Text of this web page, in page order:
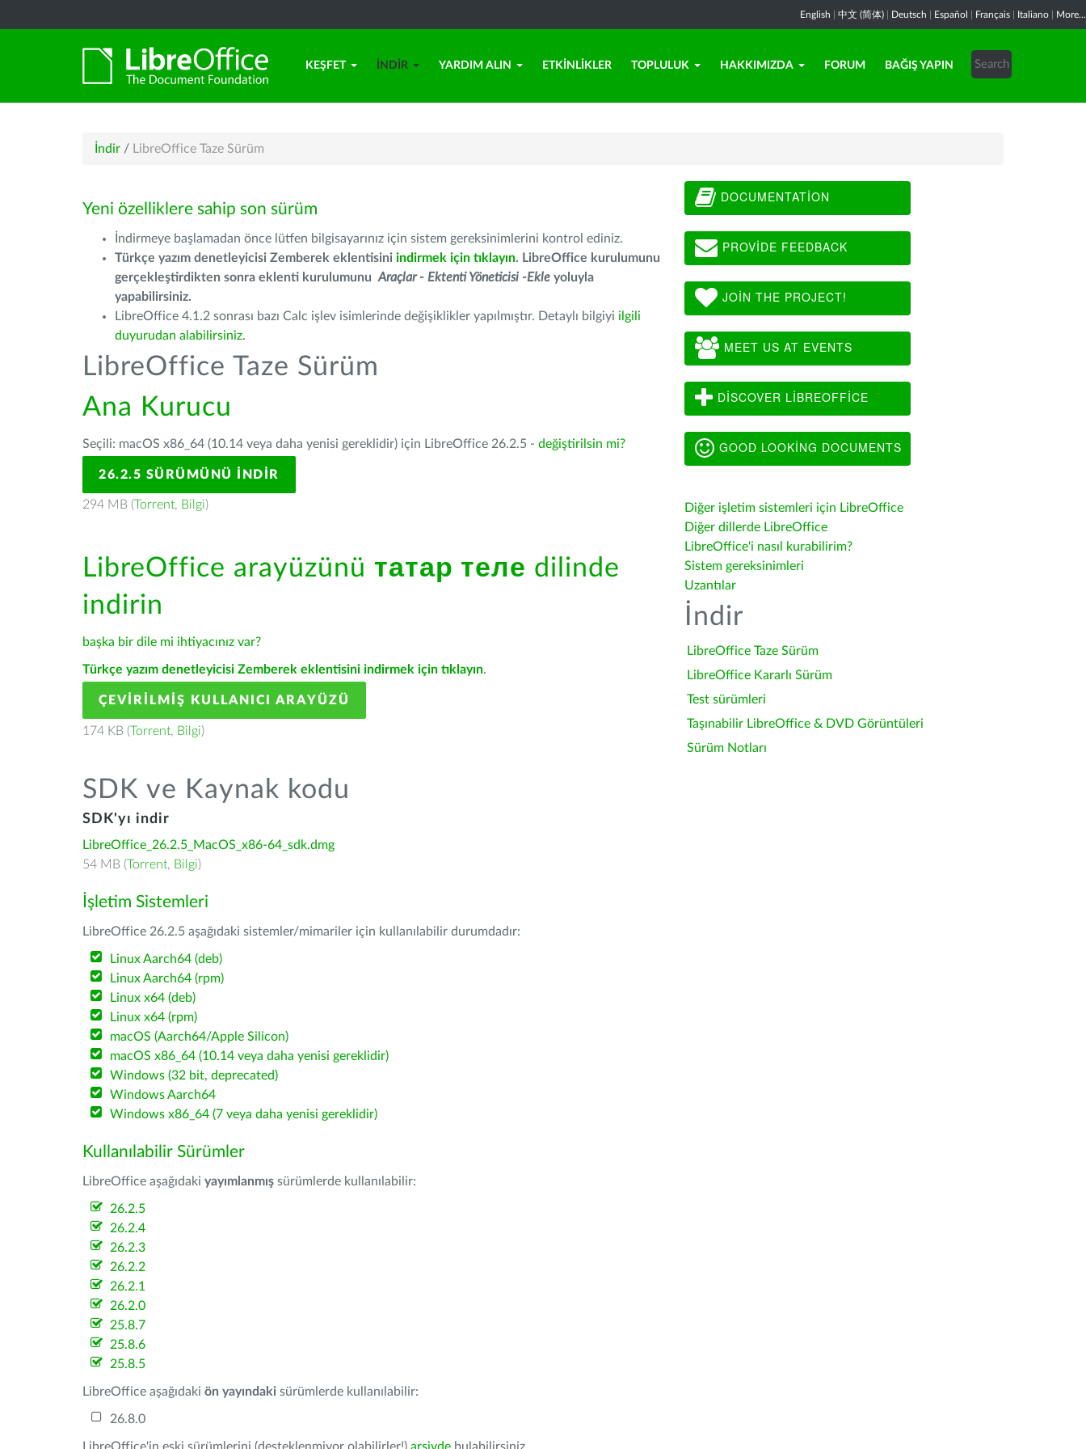
English 中文 (简体) Deutsch Español Français Italiano More...
KEŞFET İNDIR YARDIM ALIN ETKINLIKLER TOPLULUK HAKKIMIZDA FORUM BAĞIŞ YAPIN
İndir / LibreOffice Taze Sürüm
Yeni özelliklere sahip son sürüm
İndirmeye başlamadan önce lütfen bilgisayarınız için sistem gereksinimlerini kontrol ediniz.
Türkçe yazım denetleyicisi Zemberek eklentisini indirmek için tıklayın. LibreOffice kurulumunu
gerçekleştirdikten sonra eklenti kurulumunu Araçlar - Ektenti Yöneticisi -Ekle yoluyla
yapabilirsiniz.
LibreOffice 4.1.2 sonrası bazı Calc işlev isimlerinde değişiklikler yapılmıştır. Detaylı bilgiyi ilgili
duyurudan alabilirsiniz.
LibreOffice Taze Sürüm
Ana Kurucu
Seçili: macOS x86_64 (10.14 veya daha yenisi gereklidir) için LibreOffice 26.2.5 - değiştirilsin mi?
26.2.5 SÜRÜMÜNÜ İNDIR
294 MB (Torrent, Bilgi)
LibreOffice arayüzünü татар теле dilinde
indirin
başka bir dile mi ihtiyacınız var?
Türkçe yazım denetleyicisi Zemberek eklentisini indirmek için tıklayın.
ÇEVIRILMIŞ KULLANICI ARAYÜZÜ
174 KB (Torrent, Bilgi)
SDK ve Kaynak kodu
SDK'yı indir
LibreOffice_26.2.5_MacOS_x86-64_sdk.dmg
54 MB (Torrent, Bilgi)
İşletim Sistemleri
LibreOffice 26.2.5 aşağıdaki sistemler/mimariler için kullanılabilir durumdadır:
Linux Aarch64 (deb)
Linux Aarch64 (rpm)
Linux x64 (deb)
Linux x64 (rpm)
macOS (Aarch64/Apple Silicon)
macOS x86_64 (10.14 veya daha yenisi gereklidir)
Windows (32 bit, deprecated)
Windows Aarch64
Windows x86_64 (7 veya daha yenisi gereklidir)
Kullanılabilir Sürümler
LibreOffice aşağıdaki yayımlanmış sürümlerde kullanılabilir:
26.2.5
26.2.4
26.2.3
26.2.2
26.2.1
26.2.0
25.8.7
25.8.6
25.8.5
LibreOffice aşağıdaki ön yayındaki sürümlerde kullanılabilir:
26.8.0
DOCUMENTATION
PROVIDE FEEDBACK
JOIN THE PROJECT!
MEET US AT EVENTS
DISCOVER LIBREOFFICE
GOOD LOOKING DOCUMENTS
Diğer işletim sistemleri için LibreOffice
Diğer dillerde LibreOffice
LibreOffice'i nasıl kurabilirim?
Sistem gereksinimleri
Uzantılar
İndir
LibreOffice Taze Sürüm
LibreOffice Kararlı Sürüm
Test sürümleri
Taşınabilir LibreOffice & DVD Görüntüleri
Sürüm Notları